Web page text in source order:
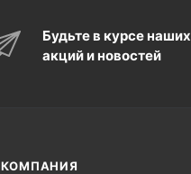
Будьте в курсе наших
акций и новостей
КОМПАНИЯ